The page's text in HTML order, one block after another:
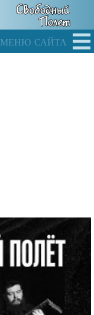
меню сайта